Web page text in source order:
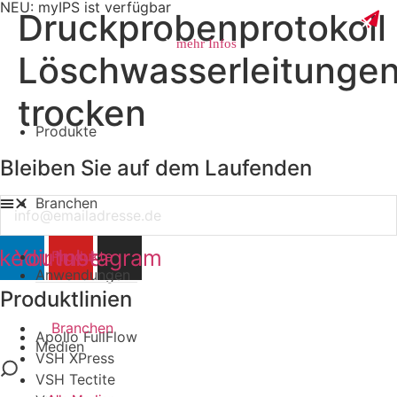
NEU: myIPS ist verfügbar
mehr Infos
Produkte
Branchen
Anwendungen
Medien
Produkte
Branchen
Druckprobenprotokoll
trocken
Bleiben Sie auf dem Laufenden
Email
YoutubeInstagram
Produktlinien
Apollo FullFlow
VSH XPress
VSH Tectite